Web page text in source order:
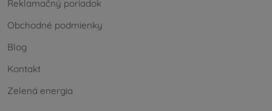
Reklamačný poriadok
Obchodné podmienky
Blog
Kontakt
Zelená energia